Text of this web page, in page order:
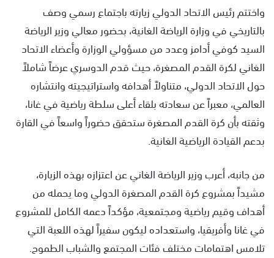
واختتم رئيس الاتحاد الدولي زيارته باجتماع رسمي وصف
بالتاريخي في وزارة الرياضة الغانية، بحضور معالي وزير الرياضة
السيد كوفي أدامز وعدد من مسؤولي الوزارة وأعضاء الاتحاد
الغاني لكرة القدم المصغرة، حيث قدم الدوسري عرضاً شاملاً
حول الاتحاد الدولي، متناولاً أهدافه واستراتيجيته وانتشاره
العالمي، معبراً عن سعادته بلقاء أعلى سلطة رياضية في غانا،
وثقته بأن كرة القدم المصغرة ستحقق حضوراً واسعاً في القارة
بدعم القيادة الرياضية الغانية.
من جانبه، أعرب وزير الرياضة الغاني عن اعتزازه بهذه الزيارة،
مشيداً بمشروع كرة القدم المصغرة الدولي وما يحمله من
أهداف وقيم رياضية ومجتمعية، مؤكداً دعمه الكامل للمشروع
في غانا وأفريقيا، واستعداده ليكون سفيراً لهذه اللعبة التي
تلامس اهتمامات مختلف فئات المجتمع والشباب الطموح.